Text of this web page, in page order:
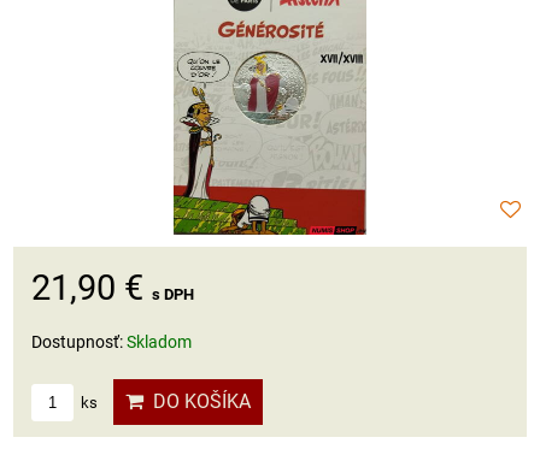
21,90 € s DPH
Dostupnosť:Skladom
ks DO KOŠÍKA